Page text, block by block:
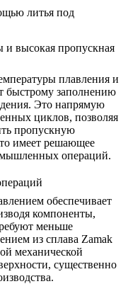
литья под
и высокая пропускная
плавления и
быстрому заполнению
Это напрямую
циклов, позволяя
пропускную
имеет решающее
операций.
обеспечивает
компоненты,
меньше
из сплава Zamak
механической
, существенно